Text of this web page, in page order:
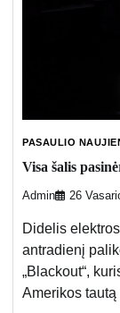
PASAULIO
Visa šalis
Admin 26
Didelis
antradienį
„Blackout“,
Amerikos